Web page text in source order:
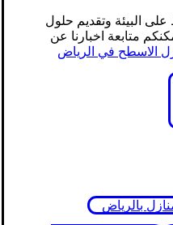
البيئة وتقديم حلول
متابعة اخبارنا عن
الاسطح في الرياض
بالرياض